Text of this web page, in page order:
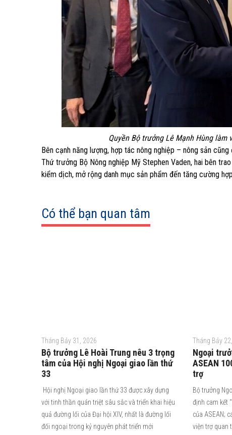
Quyền Bộ trưởng Lê Mạnh Hùng làm
Bên cạnh năng lượng, hợp tác nông nghiệp – nông sản
Thứ trưởng Bộ Nông nghiệp Mỹ Stephen Vaden, hai bên
kiểm dịch, mở rộng danh mục sản phẩm đến tăng cường
Có thể bạn quan tâm
Tháng Bảy 31, 2026
Bộ trưởng Lê Hoài Trung nêu 3 trọng
tâm của Hội nghị Ngoại giao lần thứ
33
Hội nghị Ngoại giao lần thứ 33 được xây dựng
với tinh thần quán triệt sâu sắc và triển khai hiệu
quả đường lối của Đại hội XIV, nhất là đường lối
đối ngoại trong kỷ nguyên phát triển mới
Tháng Bảy
Ngoại
ASEAN
trợ
Bộ trưởng
định cam kết
của ASEAN;
viện trợ quan